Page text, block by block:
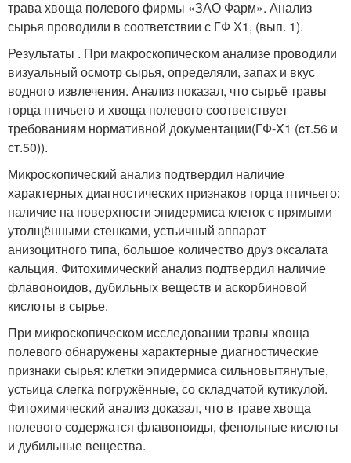
трава хвоща полевого фирмы «ЗАО Фарм». Анализ
сырья проводили в соответствии с ГФ Х1, (вып. 1).
Результаты . При макроскопическом анализе проводили
визуальный осмотр сырья, определяли, запах и вкус
водного извлечения. Анализ показал, что сырьё травы
горца птичьего и хвоща полевого соответствует
требованиям нормативной документации(ГФ-X1 (cт.56 и
ст.50)).
Микроскопический анализ подтвердил наличие
характерных диагностических признаков горца птичьего:
наличие на поверхности эпидермиса клеток с прямыми
утолщёнными стенками, устьичный аппарат
анизоцитного типа, большое количество друз оксалата
кальция. Фитохимический анализ подтвердил наличие
флавоноидов, дубильных веществ и аскорбиновой
кислоты в сырье.
При микроскопическом исследовании травы хвоща
полевого обнаружены характерные диагностические
признаки сырья: клетки эпидермиса сильновытянутые,
устьица слегка погружённые, со складчатой кутикулой.
Фитохимический анализ доказал, что в траве хвоща
полевого содержатся флавоноиды, фенольные кислоты
и дубильные вещества.